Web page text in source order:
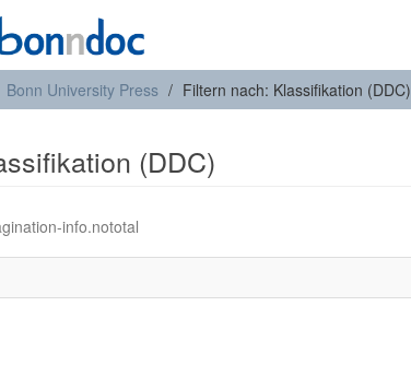
Bonn University Press Filtern nach: Klassifikation (DDC)
(DDC)
info.nototal